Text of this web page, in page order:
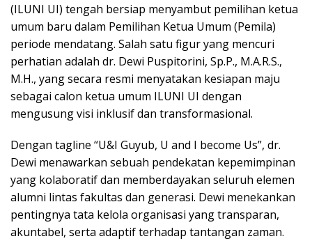
(ILUNI UI) tengah bersiap menyambut pemilihan ketua
umum baru dalam Pemilihan Ketua Umum (Pemila)
periode mendatang. Salah satu figur yang mencuri
perhatian adalah dr. Dewi Puspitorini, Sp.P., M.A.R.S.,
M.H., yang secara resmi menyatakan kesiapan maju
sebagai calon ketua umum ILUNI UI dengan
mengusung visi inklusif dan transformasional.
Dengan tagline “U&I Guyub, U and I become Us”, dr.
Dewi menawarkan sebuah pendekatan kepemimpinan
yang kolaboratif dan memberdayakan seluruh elemen
alumni lintas fakultas dan generasi. Dewi menekankan
pentingnya tata kelola organisasi yang transparan,
akuntabel, serta adaptif terhadap tantangan zaman.